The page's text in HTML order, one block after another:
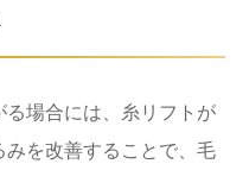
場合には、糸リフトが
を改善することで、毛